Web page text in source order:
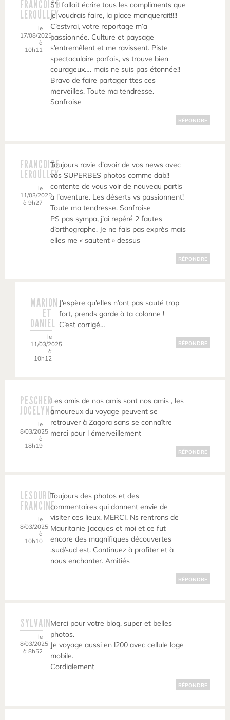
FRANÇOISE
LEROULLEY
le
17/08/2025
à
10h11
S’il fallait écrire tous les compliments que
je voudrais faire, la place manquerait!!!!
C’estvrai, votre reportage m’a
passionnée. Culture et paysage
s’entremêlent et me ravissent. Piste
spectaculaire parfois, vs trouve bien
courageux…. mais ne suis pas étonnée!!
Bravo de faire partager ttes ces
merveilles. Toute ma tendresse.
Sanfroise
RÉPONDRE
FRANÇOISE
LEROULLEY
le
11/03/2025
à 9h27
Toujours ravie d’avoir de vos news avec
vos SUPERBES photos comme dab!!
contente de vous voir de nouveau partis
à l’aventure. Les déserts vs passionnent!
Toute ma tendresse. Sanfroise
PS pas sympa, j’ai repéré 2 fautes
d’orthographe. Je ne fais pas exprès mais
elles me « sautent » dessus
RÉPONDRE
MARION
ET
DANIEL
le
11/03/2025
à
10h12
J’espère qu’elles n’ont pas sauté trop
fort, prends garde à ta colonne !
C’est corrigé…
RÉPONDRE
PESCHER
JOCELYNE
le
8/03/2025
à
18h19
Les amis de nos amis sont nos amis , les
amoureux du voyage peuvent se
retrouver à Zagora sans se connaître
merci pour l émerveillement
RÉPONDRE
LESOURD
FRANCINE
le
8/03/2025
à
10h10
Toujours des photos et des
commentaires qui donnent envie de
visiter ces lieux. MERCI. Ns rentrons de
Mauritanie Jacques et moi et ce fut
encore des magnifiques découvertes
.sud/sud est. Continuez à profiter et à
nous enchanter. Amitiés
RÉPONDRE
SYLVAIN
le
8/03/2025
à 8h52
Merci pour votre blog, super et belles
photos.
Je voyage aussi en l200 avec cellule loge
mobile.
Cordialement
RÉPONDRE